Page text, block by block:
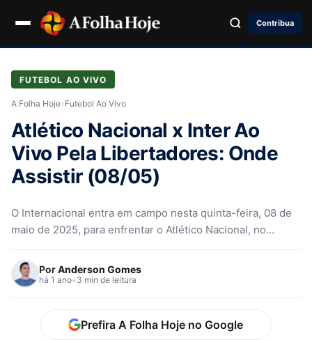
Contribua
FUTEBOL AO VIVO
A Folha Hoje› Futebol Ao Vivo
Atlético Nacional x Inter Ao
Vivo Pela Libertadores: Onde
Assistir (08/05)
O Internacional entra em campo nesta quinta-feira, 08 de
maio de 2025, para enfrentar o Atlético Nacional, no
PorAnderson Gomes
há 1 ano• 3 min de leitura
Prefira A Folha Hoje no Google